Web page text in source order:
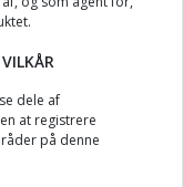
dele af
at registrere
på denne